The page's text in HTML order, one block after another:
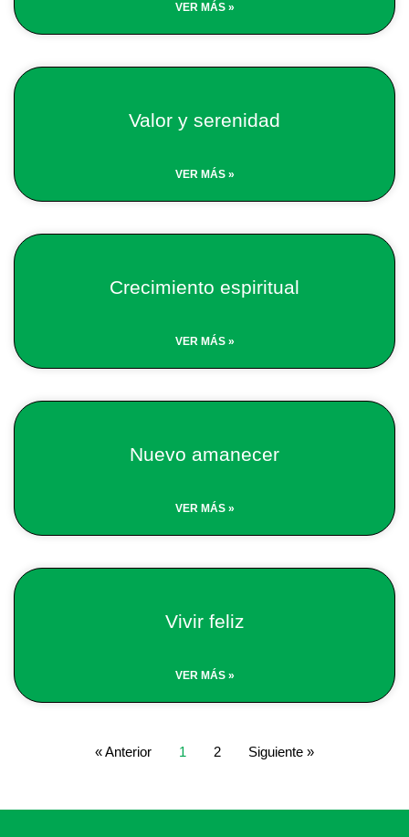
VER MÁS »
Valor y serenidad
VER MÁS »
Crecimiento espiritual
VER MÁS »
Nuevo amanecer
VER MÁS »
Vivir feliz
VER MÁS »
« Anterior 1 2 Siguiente »